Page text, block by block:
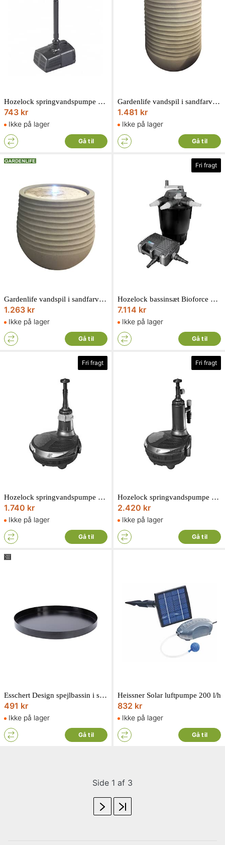
Hozelock springvandspumpe cascade 700god til små sten og figurer
743 kr
Ikke på lager
Gå til
Gardenlife vandspil i sandfarvet polystone med sandfarvet topsten 39 x 39 x 51 cm
1.481 kr
Ikke på lager
Gå til
Gardenlife vandspil i sandfarvet polystone med sandfarvet topsten 40 x 40 x 37 cm
1.263 kr
Ikke på lager
Gå til
Fri fragt
Hozelock bassinsæt Bioforce 28000 revolution Inkl. Aquaforce 8000 pumpe
7.114 kr
Ikke på lager
Gå til
Fri fragt
Hozelock springvandspumpe easy clear 3000 med filter/uv
1.740 kr
Ikke på lager
Gå til
Fri fragt
Hozelock springvandspumpe easy clear 9000med filter/uv
2.420 kr
Ikke på lager
Gå til
Esschert Design spejlbassin i sort pulverlakeret stål 78 x 78 x 6 cm
491 kr
Ikke på lager
Gå til
Heissner Solar luftpumpe 200 l/h
832 kr
Ikke på lager
Gå til
Side 1 af 3